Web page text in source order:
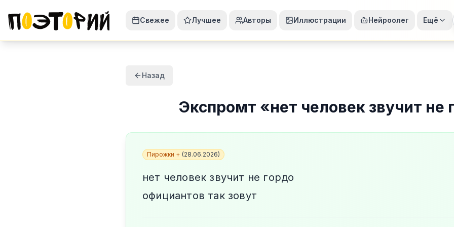
Свежее Лучшее Авторы Иллюстрации Нейроолег Ещё
Назад
Экспромт «нет человек звучит не
Пирожки + (28.06.2026)
нет человек звучит не гордо
официантов так зовут